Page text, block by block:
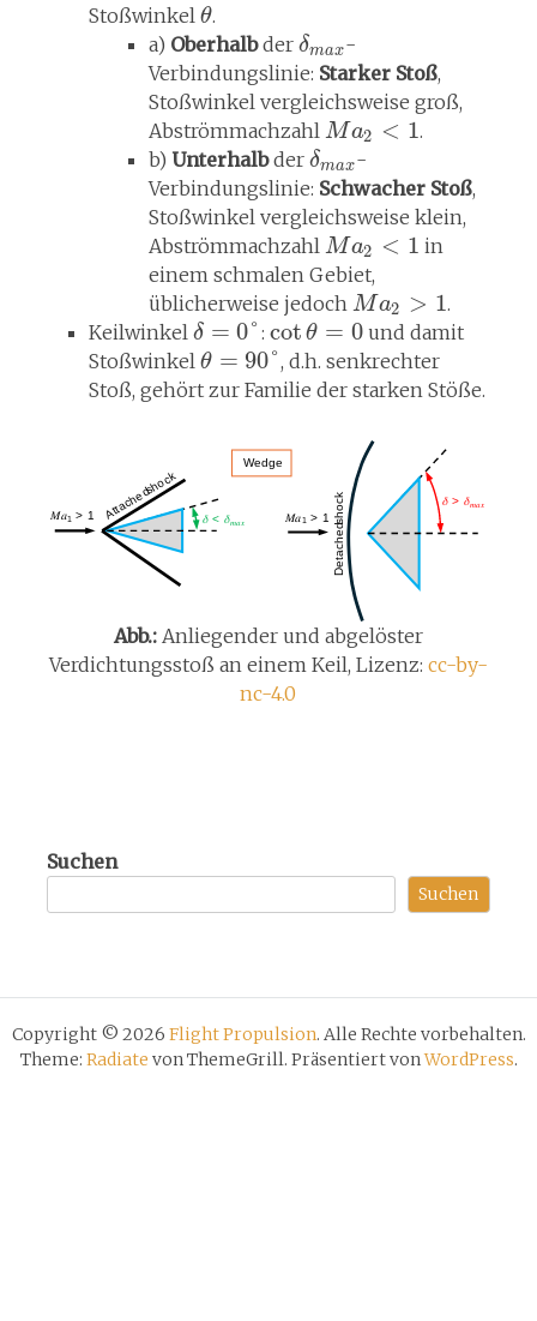
Stoßwinkel θ.
a) Oberhalbder δmax-
Verbindungslinie: Starker Stoß,
Stoßwinkel vergleichsweise groß,
Abströmmachzahl Ma2 < 1.
b) Unterhalbder δmax-
Verbindungslinie: Schwacher Stoß,
Stoßwinkel vergleichsweise klein,
Abströmmachzahl Ma2 < 1 in
einem schmalen Gebiet,
üblicherweise jedoch Ma2 > 1.
Keilwinkel δ = 0° :cot θ = 0 und damit
Stoßwinkel θ = 90°, d.h. senkrechter
Stoß, gehört zur Familie der starken Stöße.
Abb.: Anliegender und abgelöster
Verdichtungsstoß an einem Keil, Lizenz: cc-by-
nc-4.0
Suchen
Suchen
Copyright © 2026 Flight Propulsion. Alle Rechte vorbehalten.
Theme: Radiate von ThemeGrill. Präsentiert vonWordPress.